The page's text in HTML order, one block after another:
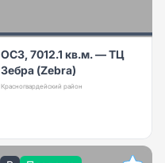
ОСЗ, 7012.1 кв.м. — ТЦ
Зебра (Zebra)
Красногвардейский район